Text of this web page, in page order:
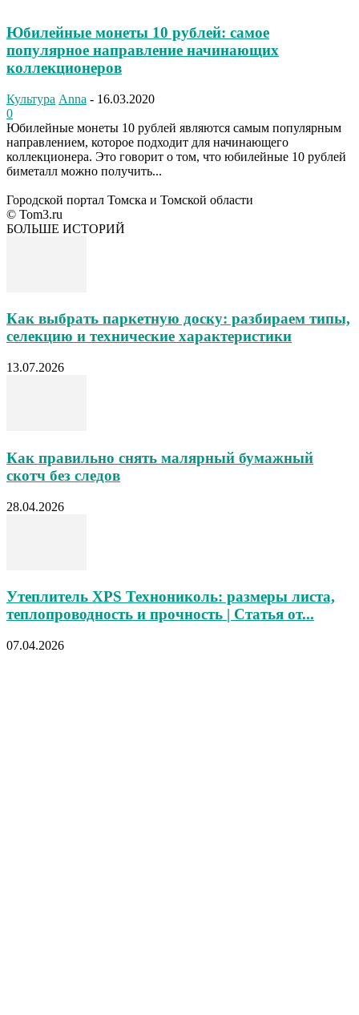
Юбилейные монеты 10 рублей: самое
популярное направление начинающих
коллекционеров
Культура Anna - 16.03.2020
0
Юбилейные монеты 10 рублей являются самым популярным
направлением, которое подходит для начинающего
коллекционера. Это говорит о том, что юбилейные 10 рублей
биметалл можно получить...
Городской портал Томска и Томской области
© Tom3.ru
БОЛЬШЕ ИСТОРИЙ
Как выбрать паркетную доску: разбираем типы,
селекцию и технические характеристики
13.07.2026
Как правильно снять малярный бумажный
скотч без следов
28.04.2026
Утеплитель XPS Технониколь: размеры листа,
теплопроводность и прочность | Статья от...
07.04.2026